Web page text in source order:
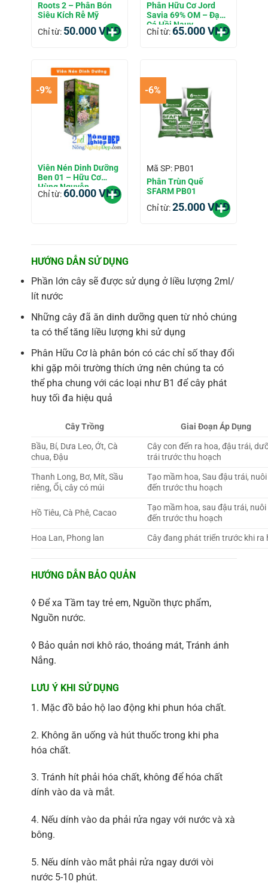
Roots 2 – Phân Bón
Siêu Kích Rễ Mỹ
Chỉ từ: 50.000VNĐ
Phân Hữu Cơ Jord
Savia 69% OM – Đạm
Cá Hồi Nauy
Chỉ từ:65.000VNĐ
-9%
Viên Nén Dinh Dưỡng
Ben 01 – Hữu Cơ
Hùng Nguyễn
Chỉ từ:60.000VNĐ
-6%
Mã SP: PB01
Phân Trùn Quế
SFARM PB01
Chỉ từ:25.000VNĐ
HƯỚNG DẪN SỬ DỤNG
Phần lớn cây sẽ được sử dụng ở liều lượng 2ml/
lít nước
Những cây đã ăn dinh dưỡng quen từ nhỏ chúng
ta có thể tăng liều lượng khi sử dụng
Phân Hữu Cơ là phân bón có các chỉ số thay đổi
khi gặp môi trường thích ứng nên chúng ta có
thể pha chung với các loại như B1 để cây phát
huy tối đa hiệu quả
Cây Trồng
Giai Đoạn Áp Dụng
Bầu, Bí, Dưa Leo, Ớt, Cà
chua, Đậu
Cây con đến ra hoa, đậu trái,
trái trước thu hoạch
Thanh Long, Bơ, Mít, Sầu
riêng, Ổi, cây có múi
Tạo mầm hoa, Sau đậu trái,
đến trước thu hoạch
Hồ Tiêu, Cà Phê, Cacao
Tạo mầm hoa, sau đậu trái,
đến trước thu hoạch
Hoa Lan, Phong lan
Cây đang phát triển trước khi ra
HƯỚNG DẪN BẢO QUẢN
◊ Để xa Tầm tay trẻ em, Nguồn thực phẩm,
Nguồn nước.
◊ Bảo quản nơi khô ráo, thoáng mát, Tránh ánh
Nắng.
LƯU Ý KHI SỬ DỤNG
1. Mặc đồ bảo hộ lao động khi phun hóa chất.
2. Không ăn uống và hút thuốc trong khi pha
hóa chất.
3. Tránh hít phải hóa chất, không để hóa chất
dính vào da và mắt.
4. Nếu dính vào da phải rửa ngay với nước và xà
bông.
5. Nếu dính vào mắt phải rửa ngay dưới vòi
nước 5-10 phút.